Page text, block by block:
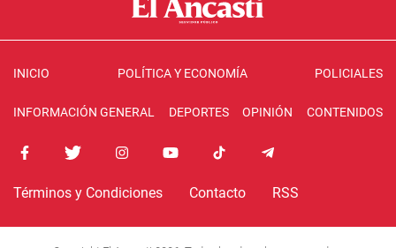
INICIO POLÍTICA Y ECONOMÍA POLICIALES
INFORMACIÓN GENERAL DEPORTES OPINIÓN CONTENIDOS
Términos y Condiciones Contacto RSS